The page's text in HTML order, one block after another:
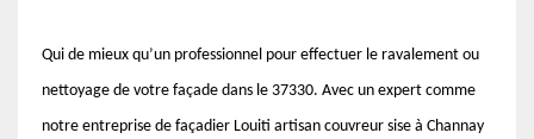
Qui de mieux qu’un professionnel pour effectuer le ravalement ou
nettoyage de votre façade dans le 37330. Avec un expert comme
notre entreprise de façadier Louiti artisan couvreur sise à Channay